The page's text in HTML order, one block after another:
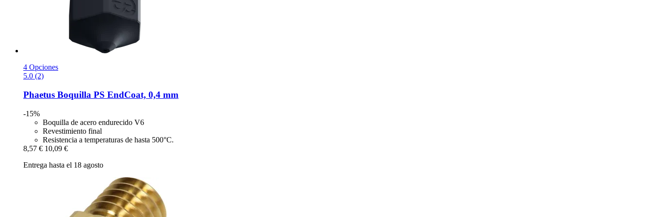
4 Opciones
5.0 (2)
Phaetus Boquilla PS EndCoat, 0,4 mm
-15%
Boquilla de acero endurecido V6
Revestimiento final
Resistencia a temperaturas de hasta 500°C.
8,57 € 10,09 €
Entrega hasta el 18 agosto